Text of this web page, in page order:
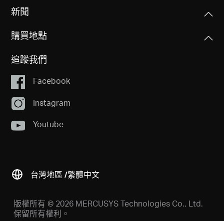
訊號速率
400 Mbps 於 2.4 GHz
接收靈敏度
5 GHz:
11a 54Mbps: -77 dBm
11ac VHT80 MCS0: -92dBm
11ac VHT80 MCS9: -64dBm
2.4 GHz:
11g 54Mbps: -76 dBm
無線安全性
連接介面
USB 2.0
1 外部高增益 5dBi 天線
狀態
AC1300 高增益無線雙頻 USB 轉接器 ( MA30H )
系統需求
Windows 11/10 （32/64 bit)
新聞
購買地點
追蹤我們
Facebook
Instagram
Youtube
台灣地區 /繁體中文
版權所有 © 2026 MERCUSYS Technologies Co., Ltd.
保留所有權利。